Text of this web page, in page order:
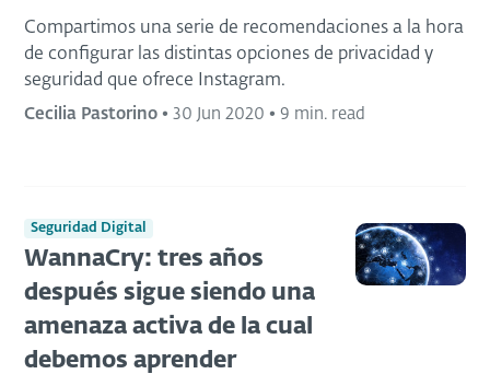
Compartimos una serie de recomendaciones a la hora
de configurar las distintas opciones de privacidad y
seguridad que ofrece Instagram.
Cecilia Pastorino • 30 Jun 2020 • 9 min. read
Seguridad Digital
WannaCry: tres años
después sigue siendo una
amenaza activa de la cual
debemos aprender